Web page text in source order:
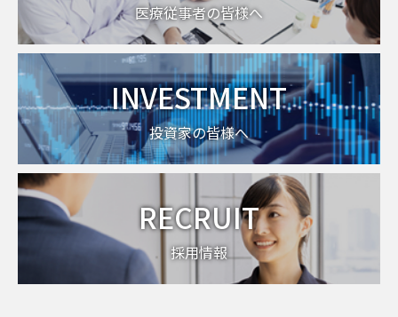
医療従事者の皆様へ
INVESTMENT
投資家の皆様へ
RECRUIT
採用情報